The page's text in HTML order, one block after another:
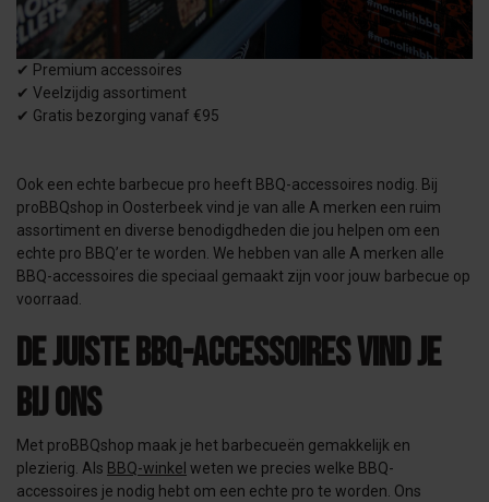
✔ Premium accessoires
✔ Veelzijdig assortiment
✔ Gratis bezorging vanaf €95
Ook een echte barbecue pro heeft BBQ-accessoires nodig. Bij
proBBQshop in Oosterbeek vind je van alle A merken een ruim
assortiment en diverse benodigdheden die jou helpen om een
echte pro BBQ’er te worden. We hebben van alle A merken alle
BBQ-accessoires die speciaal gemaakt zijn voor jouw barbecue op
voorraad.
De juiste BBQ-accessoires vind je
bij ons
Met proBBQshop maak je het barbecueën gemakkelijk en
plezierig. Als BBQ-winkel weten we precies welke BBQ-
accessoires je nodig hebt om een echte pro te worden. Ons